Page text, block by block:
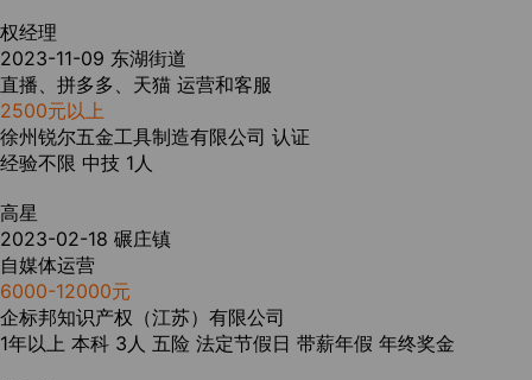
权经理
2023-11-09 东湖街道
直播、拼多多、天猫 运营和客服
2500元以上
徐州锐尔五金工具制造有限公司 认证
经验不限 中技 1人
高星
2023-02-18 碾庄镇
自媒体运营
6000-12000元
企标邦知识产权（江苏）有限公司
1年以上 本科 3人 五险 法定节假日 带薪年假 年终奖金